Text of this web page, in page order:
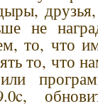
не
то, что
то, что